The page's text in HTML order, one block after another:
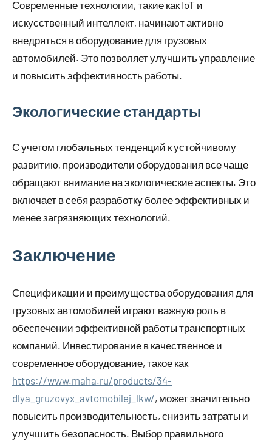
Современные технологии, такие как IoT и
искусственный интеллект, начинают активно
внедряться в оборудование для грузовых
автомобилей. Это позволяет улучшить управление
и повысить эффективность работы.
Экологические стандарты
С учетом глобальных тенденций к устойчивому
развитию, производители оборудования все чаще
обращают внимание на экологические аспекты. Это
включает в себя разработку более эффективных и
менее загрязняющих технологий.
Заключение
Спецификации и преимущества оборудования для
грузовых автомобилей играют важную роль в
обеспечении эффективной работы транспортных
компаний. Инвестирование в качественное и
современное оборудование, такое как
https://www.maha.ru/products/34-
dlya_gruzovyx_avtomobilej_lkw/, может значительно
повысить производительность, снизить затраты и
улучшить безопасность. Выбор правильного